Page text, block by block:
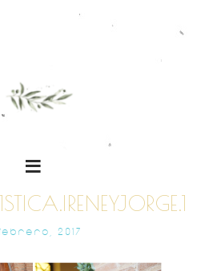
FEBRERO, 2017